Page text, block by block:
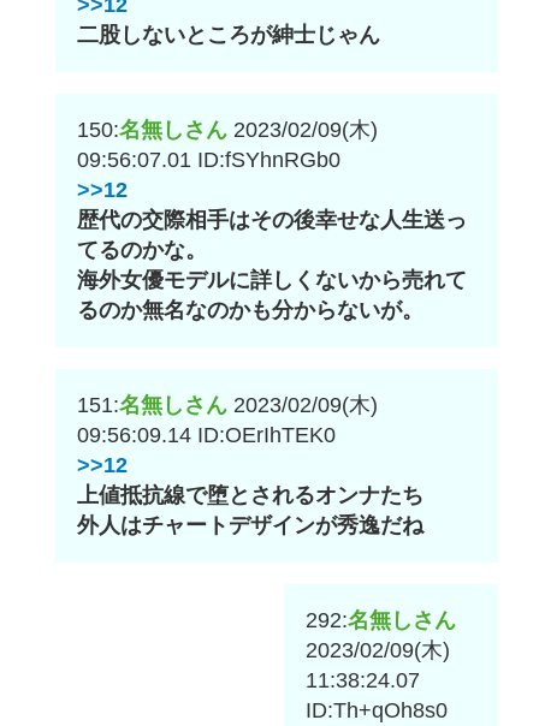
二股しないところが紳士じゃん
150:名無しさん 2023/02/09(木)
09:56:07.01 ID:fSYhnRGb0
>>12
歴代の交際相手はその後幸せな人生送っ
てるのかな。
海外女優モデルに詳しくないから売れて
るのか無名なのかも分からないが。
151:名無しさん 2023/02/09(木)
09:56:09.14 ID:OErIhTEK0
>>12
上値抵抗線で堕とされるオンナたち
外人はチャートデザインが秀逸だね
292:名無しさん
2023/02/09(木)
11:38:24.07
ID:Th+qOh8s0